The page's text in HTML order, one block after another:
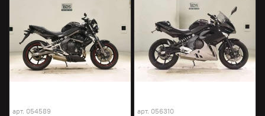
арт. 054589 арт. 056310